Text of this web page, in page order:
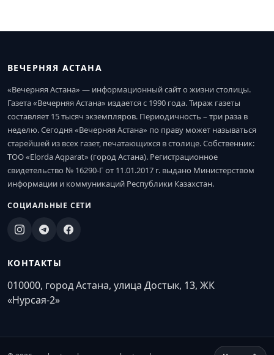
ВЕЧЕРНЯЯ АСТАНА
«Вечерняя Астана» — информационный сайт о жизни столицы.
Газета «Вечерняя Астана» издается с 1990 года. Тираж газеты
составляет 15 тысяч экземпляров. Периодичность – три раза в
неделю. Сегодня «Вечерняя Астана» по праву может называться
старейшей из всех газет, печатающихся в столице. Собственник:
ТОО «Elorda Aqparat» (город Астана). Регистрационное
свидетельство № 16290-Г от 11.01.2017 г. выдано Министерством
информации и коммуникаций Республики Казахстан.
СОЦИАЛЬНЫЕ СЕТИ
КОНТАКТЫ
010000, город Астана, улица Достык, 13, ЖК
«Нурсая-2»